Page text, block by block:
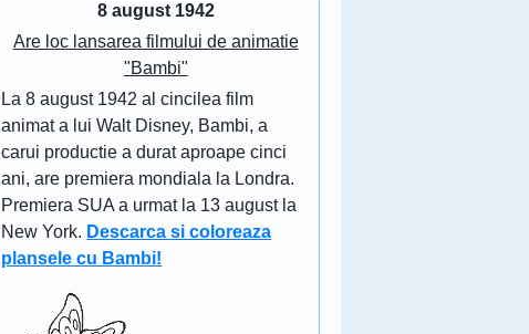
8 august 1942
Are loc lansarea filmului de animatie
"Bambi"
La 8 august 1942 al cincilea film
animat a lui Walt Disney, Bambi, a
carui productie a durat aproape cinci
ani, are premiera mondiala la Londra.
Premiera SUA a urmat la 13 august la
New York. Descarca si coloreaza
plansele cu Bambi!